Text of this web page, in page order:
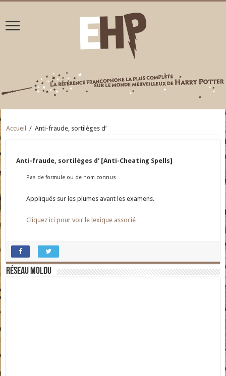
Accueil / Anti-fraude, sortilèges d’
Anti-fraude, sortilèges d' [Anti-Cheating Spells]
Pas de formule ou de nom connus
Appliqués sur les plumes avant les examens.
Cliquez ici pour voir le lexique associé
Réseau moldu